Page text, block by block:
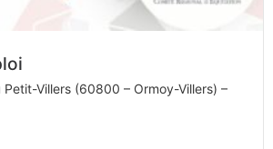
Petit-Villers (60800 – Ormoy-Villers) –